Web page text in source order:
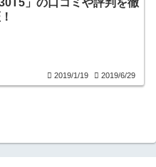
2019/1/19 2019/6/29